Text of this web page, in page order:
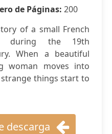
de Páginas: 200
of a small French
during the 19th
When a beautiful
woman moves into
things start to
descarga